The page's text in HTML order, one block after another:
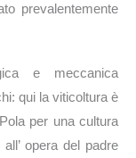
prevalentemente
e meccanica
qui la viticoltura è
per una cultura
opera del padre